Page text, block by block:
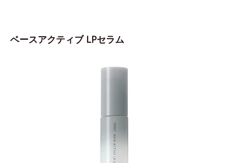
ベースアクティブ LPセラム